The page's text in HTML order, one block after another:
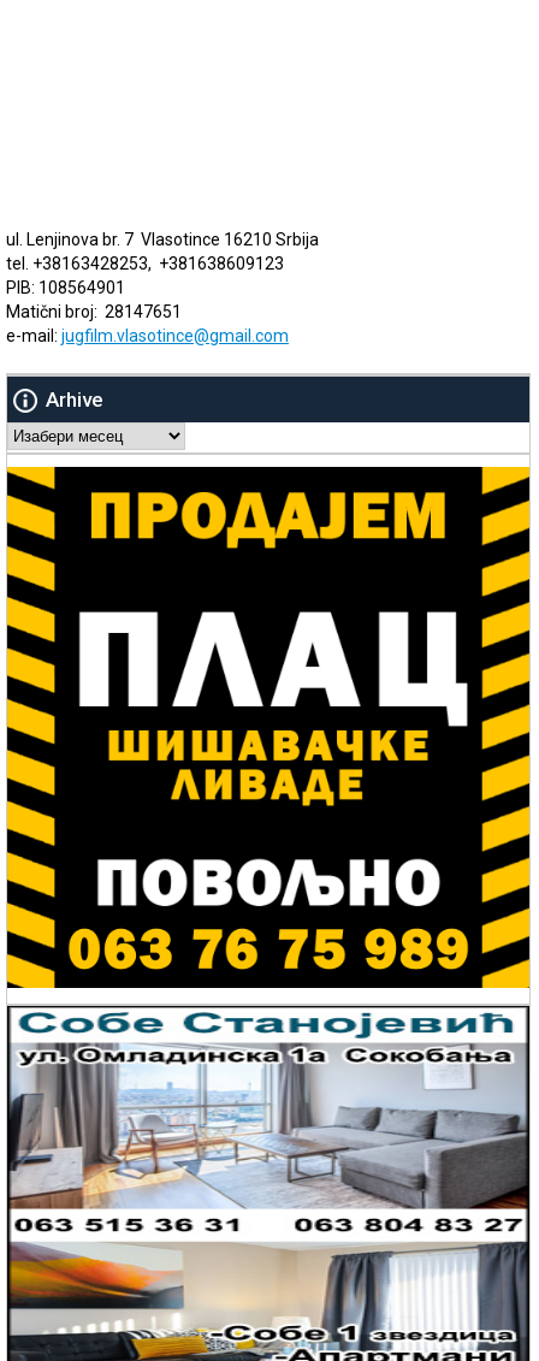
ul. Lenjinova br. 7 Vlasotince 16210 Srbija
tel. +38163428253, +381638609123
PIB: 108564901
Matični broj: 28147651
e-mail: jugfilm.vlasotince@gmail.com
Arhive
Arhive